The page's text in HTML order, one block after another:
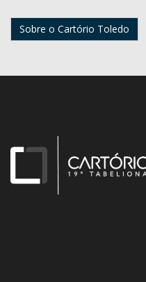
Sobre o Cartório Toledo